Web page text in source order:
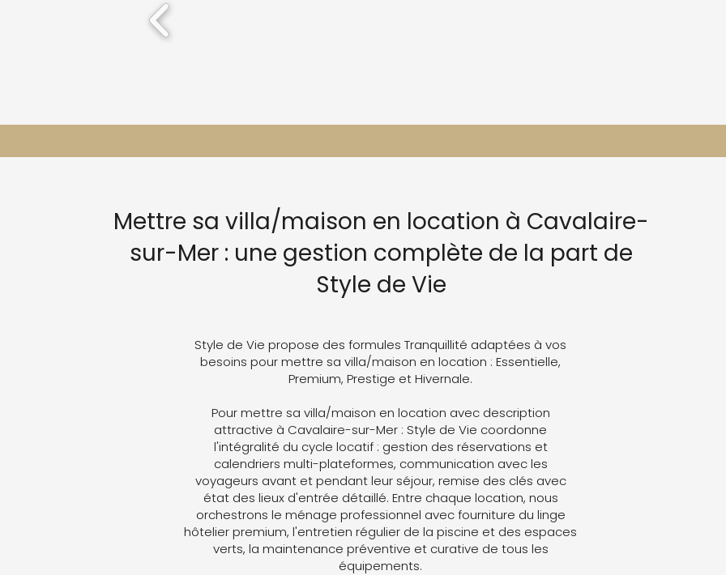
Mettre sa villa/maison en location à Cavalaire-
sur-Mer : une gestion complète de la part de
Style de Vie
Style de Vie propose des formules Tranquillité adaptées à vos
besoins pour mettre sa villa/maison en location : Essentielle,
Premium, Prestige et Hivernale.
Pour mettre sa villa/maison en location avec description
attractive à Cavalaire-sur-Mer : Style de Vie coordonne
l'intégralité du cycle locatif : gestion des réservations et
calendriers multi-plateformes, communication avec les
voyageurs avant et pendant leur séjour, remise des clés avec
état des lieux d'entrée détaillé. Entre chaque location, nous
orchestrons le ménage professionnel avec fourniture du linge
hôtelier premium, l'entretien régulier de la piscine et des espaces
verts, la maintenance préventive et curative de tous les
équipements.